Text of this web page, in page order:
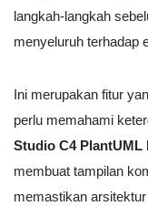
langkah-langkah
menyeluruh terhadap
Ini merupakan fitur
perlu memahami
Studio C4 PlantUML
membuat tampilan
memastikan